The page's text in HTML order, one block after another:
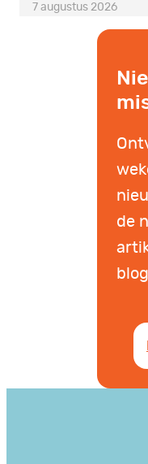
7 augustus 2026
de